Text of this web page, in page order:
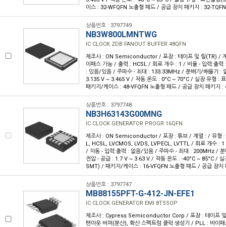
이스 : 32-WFQFN 노출형 패드 / 공급 장치 패키지 : 32-
상품번호 : 3797749
NB3W800LMNTWG
IC CLOCK ZDB FANOUT BUFFER 48QFN
제조사 : ON Semiconductor / 포장 : 테이프 및 릴(TR) /
이패스 가능 / 출력 : HCSL / 회로 개수 : 1 / 비율 - 입력:출력
: 있음/있음 / 주파수 - 최대 : 133.33MHz / 분배기/배율기 :
3.135 V ~ 3.465 V / 작동 온도 : 0°C ~ 70°C / 실장 유형 :
패키지/케이스 : 48-VFQFN 노출형 패드 / 공급 장치 패키지 :
상품번호 : 3797748
NB3H63143G00MNG
IC CLOCK GENERATOR PROGR 16QFN
제조사 : ON Semiconductor / 포장 : 튜브 / 계열 : / 유형
L, HCSL, LVCMOS, LVDS, LVPECL, LVTTL / 회로 개수 :
/ 차동 - 입력:출력 : 없음/있음 / 주파수 - 최대 : 200MHz /
전압 - 공급 : 1.7 V ~ 3.63 V / 작동 온도 : -40°C ~ 85°C /
SMT) / 패키지/케이스 : 16-VFQFN 노출형 패드 / 공급 장치
상품번호 : 3797747
MB88155PFT-G-412-JN-EFE1
IC CLOCK GENERATOR EMI 8TSSOP
제조사 : Cypress Semiconductor Corp / 포장 : 테이프
팬아웃 버퍼(분산), 확산 스펙트럼 클럭 생성기 / PLL : 바이